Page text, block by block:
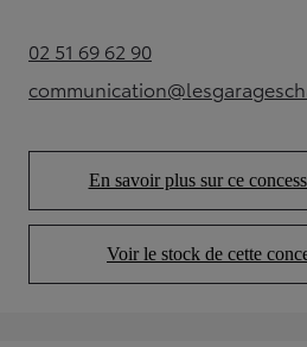
02 51 69 62 90(Opens in new tab)
(Opens
En savoir plus sur ce
(Opens in
Voir le stock de cette
(Opens in